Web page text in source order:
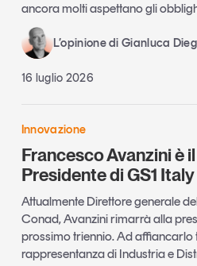
ancora molti aspettano gli
L’opinione di Gianluca
16 luglio 2026
Innovazione
Francesco Avanzini è
Presidente di GS1 Italy
Attualmente Direttore generale
Conad, Avanzini rimarrà alla
prossimo triennio. Ad affiancarlo
rappresentanza di Industria e